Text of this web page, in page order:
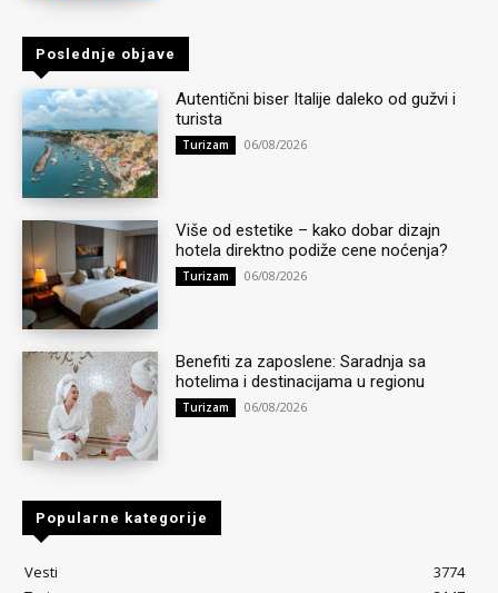
Poslednje objave
Autentični biser Italije daleko od gužvi i
turista
Turizam 06/08/2026
Više od estetike – kako dobar dizajn
hotela direktno podiže cene noćenja?
Turizam 06/08/2026
Benefiti za zaposlene: Saradnja sa
hotelima i destinacijama u regionu
Turizam 06/08/2026
Popularne kategorije
Vesti
3774